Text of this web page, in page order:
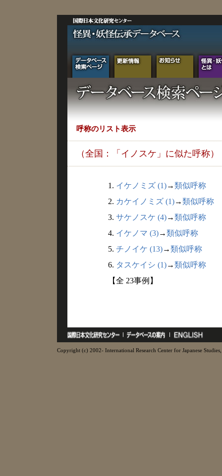
呼称のリスト表示
（全国：「イノスケ」に似た呼称）
1. イケノミズ (1)→類似呼称
2. カケイノミズ (1)→類似呼称
3. サケノスケ (4)→類似呼称
4. イケノマ (3)→類似呼称
5. チノイケ (13)→類似呼称
6. タスケイシ (1)→類似呼称
【全 23事例】
Copyright (c) 2002- International Research Center for Japanese